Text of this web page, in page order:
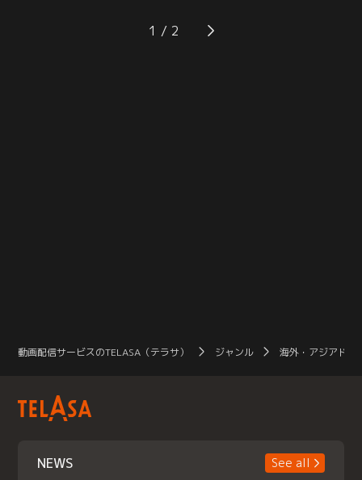
作業は難航する。アシーナは30年前
の未解決事件である、カジノの強盗
男性を巡って自分が本当の妻だと主
張する2人の女性の対応をすること
1
動画配信サービスのTELASA（テラサ） ジャンル 海外・アジアドラ
NEWS See all